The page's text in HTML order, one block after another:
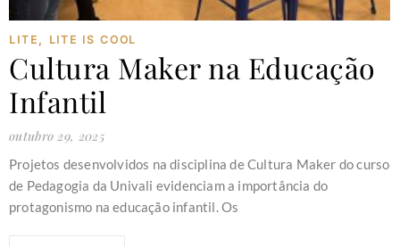
LITE , LITE IS COOL
Cultura Maker na Educação
Infantil
outubro 29, 2025
Projetos desenvolvidos na disciplina de Cultura Maker do curso
de Pedagogia da Univali evidenciam a importância do
protagonismo na educação infantil. Os